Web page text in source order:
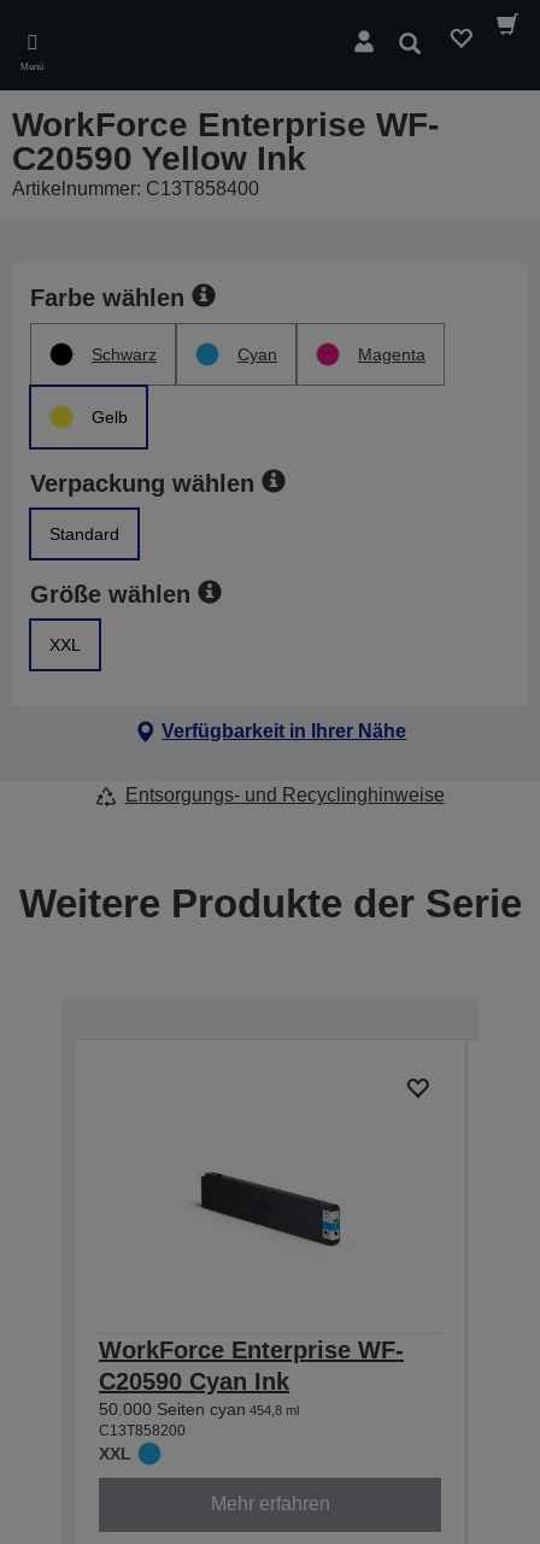
main
content
Menü
Suchen
WorkForce Enterprise WF-
C20590 Yellow Ink
Artikelnummer: C13T858400
Farbe wählen
Schwarz Cyan Magenta
Gelb
Verpackung wählen
Standard
Größe wählen
XXL
Verfügbarkeit in Ihrer Nähe
Entsorgungs- und Recyclinghinweise
Weitere Produkte der Serie
WorkForce Enterprise WF-
C20590 Cyan Ink
50.000 Seiten cyan 454,8 ml
C13T858200
XXL
Mehr erfahren